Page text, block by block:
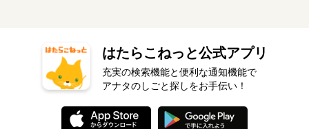
はたらこねっと公式アプリ
充実の検索機能と便利な通知機能で
アナタのしごと探しをお手伝い！